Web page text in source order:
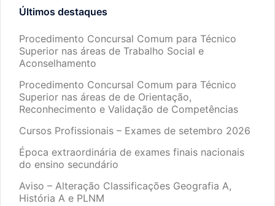
Últimos destaques
Procedimento Concursal Comum para Técnico
Superior nas áreas de Trabalho Social e
Aconselhamento
Procedimento Concursal Comum para Técnico
Superior nas áreas de de Orientação,
Reconhecimento e Validação de Competências
Cursos Profissionais – Exames de setembro 2026
Época extraordinária de exames finais nacionais
do ensino secundário
Aviso – Alteração Classificações Geografia A,
História A e PLNM